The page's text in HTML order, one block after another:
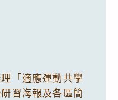
「適應運動共學
習海報及各區簡